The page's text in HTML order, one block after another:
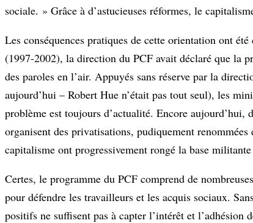
sociale. » Grâce à d’astucieuses réformes, le
Les conséquences pratiques de cette orientation ont
(1997-2002), la direction du PCF avait déclaré que la
des paroles en l’air. Appuyés sans réserve par la
aujourd’hui – Robert Hue n’était pas tout seul), les
problème est toujours d’actualité. Encore
organisent des privatisations, pudiquement
capitalisme ont progressivement rongé la base
Certes, le programme du PCF comprend de
pour défendre les travailleurs et les acquis sociaux.
positifs ne suffisent pas à capter l’intérêt et l’adhésion